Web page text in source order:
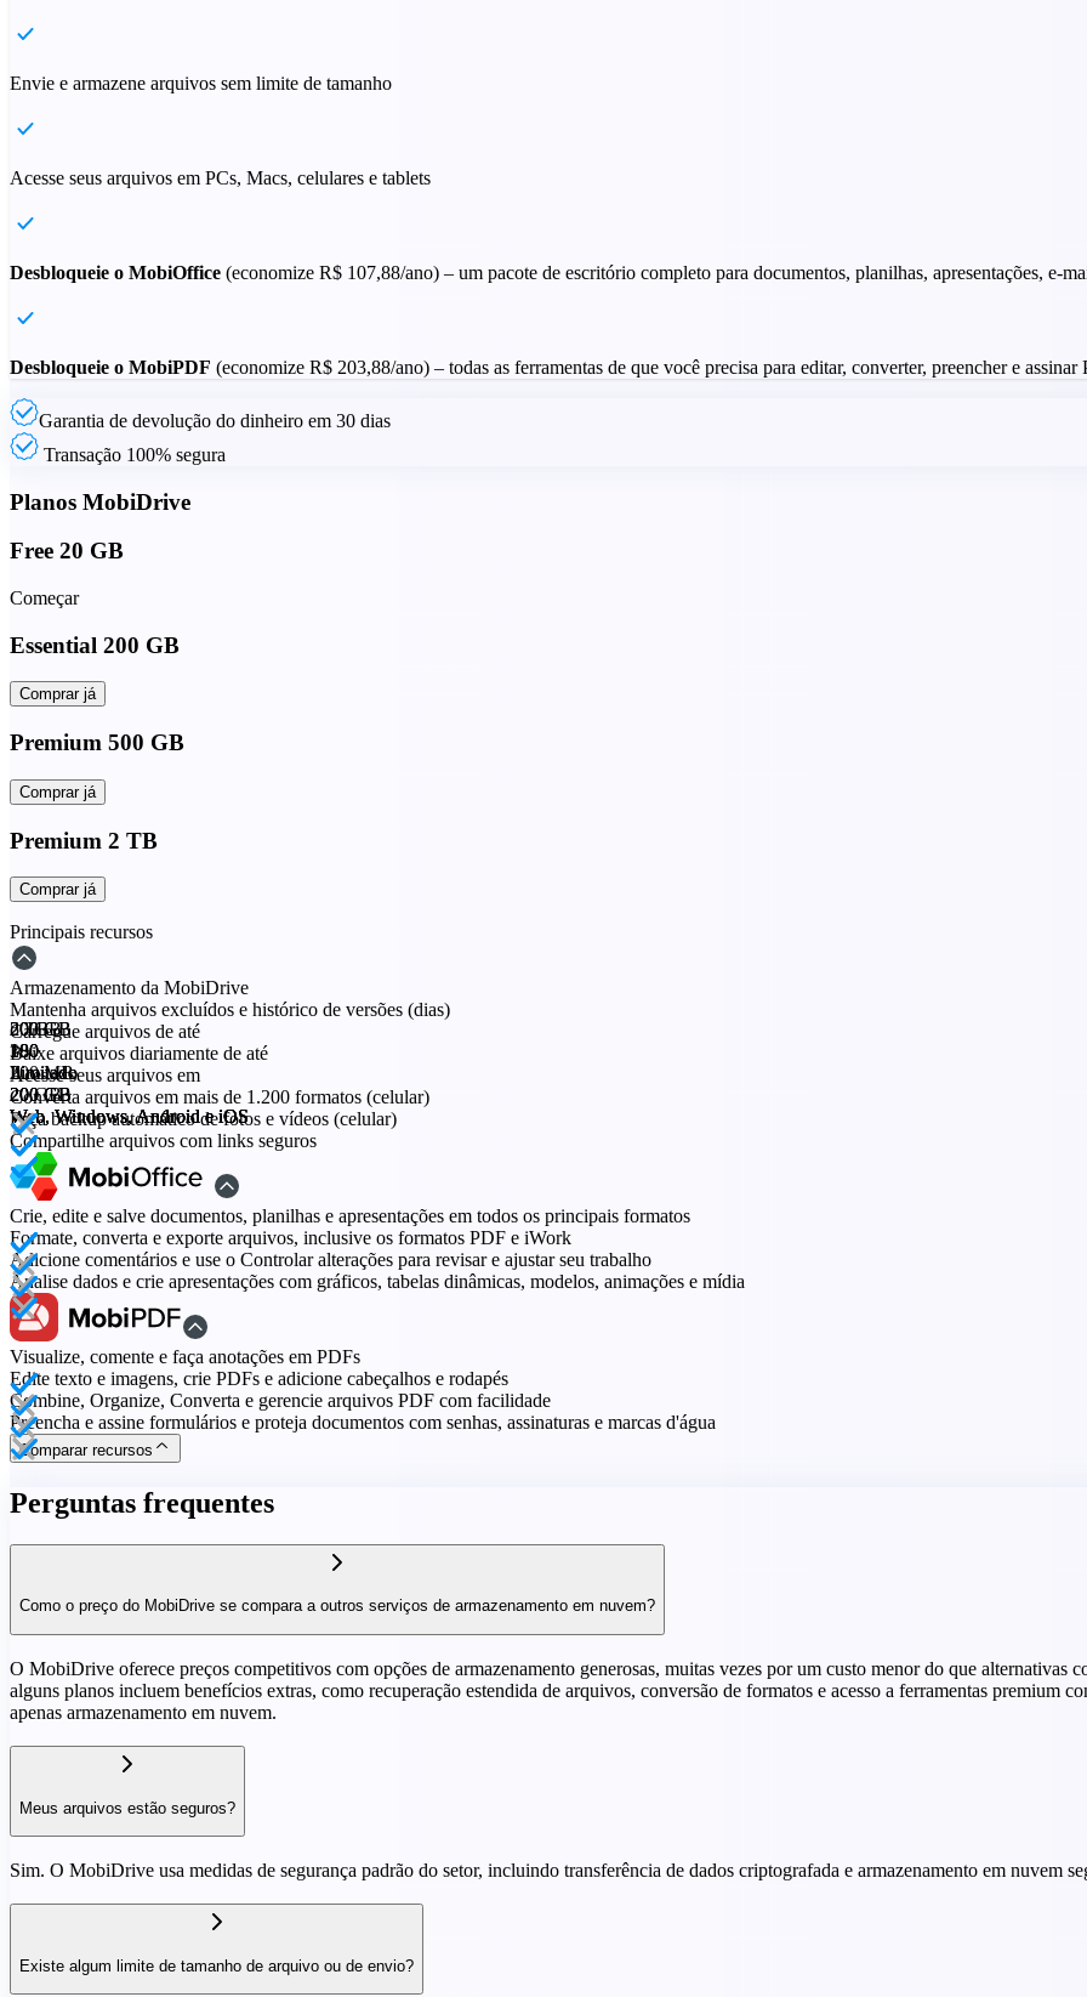
Envie e armazene arquivos sem limite de tamanho
Acesse seus arquivos em PCs, Macs, celulares e tablets
Desbloqueie o MobiOffice (economize R$ 107,88/ano) – um pacote de escritório completo para documentos, planilhas, apresentações, e-
Desbloqueie o MobiPDF (economize R$ 203,88/ano) – todas as ferramentas de que você precisa para editar, converter, preencher e assinar
Garantia de devolução do dinheiro em 30 dias
Transação 100% segura
Planos MobiDrive
Free 20 GB
Começar
Essential 200 GB
Comprar já
Premium 500 GB
Comprar já
Premium 2 TB
Comprar já
Principais recursos
Armazenamento da MobiDrive
20 GB
200 GB
500 GB
2 TB
Mantenha arquivos excluídos e histórico de versões (dias)
30
180
180
180
Carregue arquivos de até
200 MB
Ilimitado
Ilimitado
Ilimitado
Baixe arquivos diariamente de até
20 GB
200 GB
200 GB
200 GB
Acesse seus arquivos em
Web, Windows, Android e iOS
Web, Windows, Android e iOS
Web, Windows, Android e iOS
Web, Windows, Android e iOS
Converta arquivos em mais de 1.200 formatos (celular)
Faça backup automático de fotos e vídeos (celular)
Compartilhe arquivos com links seguros
Crie, edite e salve documentos, planilhas e apresentações em todos os principais formatos
Formate, converta e exporte arquivos, inclusive os formatos PDF e iWork
Adicione comentários e use o Controlar alterações para revisar e ajustar seu trabalho
Analise dados e crie apresentações com gráficos, tabelas dinâmicas, modelos, animações e mídia
Visualize, comente e faça anotações em PDFs
Edite texto e imagens, crie PDFs e adicione cabeçalhos e rodapés
Combine, Organize, Converta e gerencie arquivos PDF com facilidade
Preencha e assine formulários e proteja documentos com senhas, assinaturas e marcas d'água
Comparar recursos
Perguntas frequentes
Como o preço do MobiDrive se compara a outros serviços de armazenamento em nuvem?
O MobiDrive oferece preços competitivos com opções de armazenamento generosas, muitas vezes por um custo menor do que alternativas
alguns planos incluem benefícios extras, como recuperação estendida de arquivos, conversão de formatos e acesso a ferramentas premium
apenas armazenamento em nuvem.
Meus arquivos estão seguros?
Sim. O MobiDrive usa medidas de segurança padrão do setor, incluindo transferência de dados criptografada e armazenamento em nuvem
Existe algum limite de tamanho de arquivo ou de envio?